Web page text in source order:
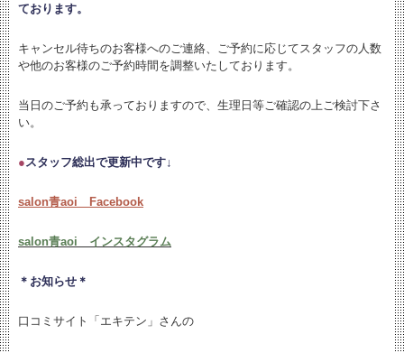
ております。
キャンセル待ちのお客様へのご連絡、ご予約に応じてスタッフの人数
や他のお客様のご予約時間を調整いたしております。
当日のご予約も承っておりますので、生理日等ご確認の上ご検討下さ
い。
●スタッフ総出で更新中です↓
salon青aoi Facebook
salon青aoi インスタグラム
＊お知らせ＊
口コミサイト「エキテン」さんの